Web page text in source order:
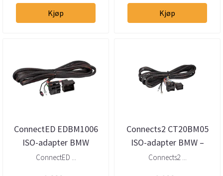
Kjøp Kjøp
ConnectED EDBM1006
ISO-adapter BMW
Quadlock
ConnectED ...
Connects2 CT20BM05
ISO-adapter BMW –
Bavaria
Connects2 ...